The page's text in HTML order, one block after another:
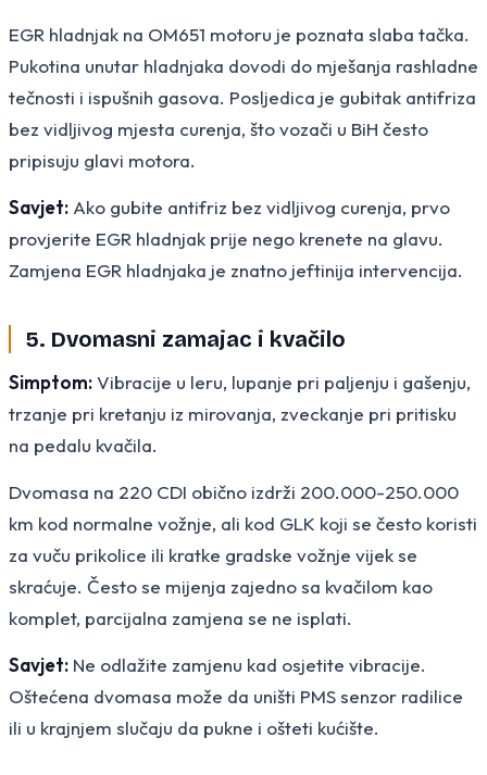
EGR hladnjak na OM651 motoru je poznata slaba tačka.
Pukotina unutar hladnjaka dovodi do mješanja rashladne
tečnosti i ispušnih gasova. Posljedica je gubitak antifriza
bez vidljivog mjesta curenja, što vozači u BiH često
pripisuju glavi motora.
Savjet: Ako gubite antifriz bez vidljivog curenja, prvo
provjerite EGR hladnjak prije nego krenete na glavu.
Zamjena EGR hladnjaka je znatno jeftinija intervencija.
5. Dvomasni zamajac i kvačilo
Simptom:Vibracije u leru, lupanje pri paljenju i gašenju,
trzanje pri kretanju iz mirovanja, zveckanje pri pritisku
na pedalu kvačila.
Dvomasa na 220 CDI obično izdrži 200.000-250.000
km kod normalne vožnje, ali kod GLK koji se često koristi
za vuču prikolice ili kratke gradske vožnje vijek se
skraćuje. Često se mijenja zajedno sa kvačilom kao
komplet, parcijalna zamjena se ne isplati.
Savjet: Ne odlažite zamjenu kad osjetite vibracije.
Oštećena dvomasa može da uništi PMS senzor radilice
ili u krajnjem slučaju da pukne i ošteti kućište.